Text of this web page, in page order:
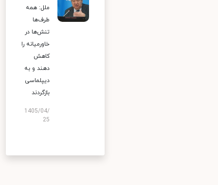
ملل: همه
طرف‌ها
تنش‌ها در
خاورمیانه را
کاهش
دهند و به
دیپلماسی
بازگردند
1405/04/
25